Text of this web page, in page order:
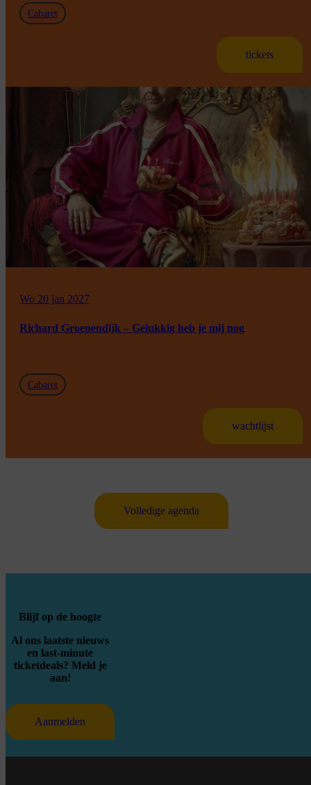
Cabaret
tickets
Wo 20 jan 2027
Richard Groenendijk – Gelukkig heb je mij nog
Cabaret
wachtlijst
Volledige agenda
Blijf op de hoogte
Al ons laatste nieuws
en last-minute
ticketdeals? Meld je
aan!
Aanmelden